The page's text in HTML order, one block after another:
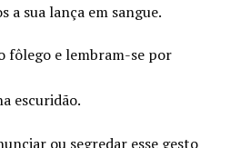
a sua lança em sangue.
fôlego e lembram-se por
escuridão.
ou segredar esse gesto